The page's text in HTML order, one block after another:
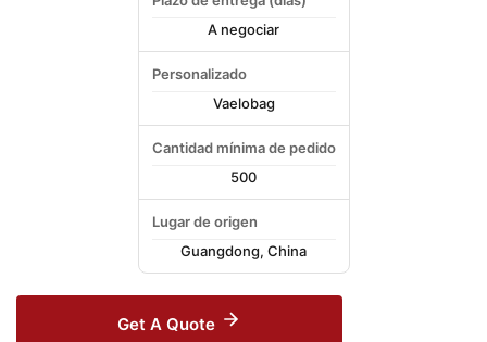
A negociar
Personalizado
Vaelobag
Cantidad mínima de pedido
500
Lugar de origen
Guangdong, China
Get A Quote